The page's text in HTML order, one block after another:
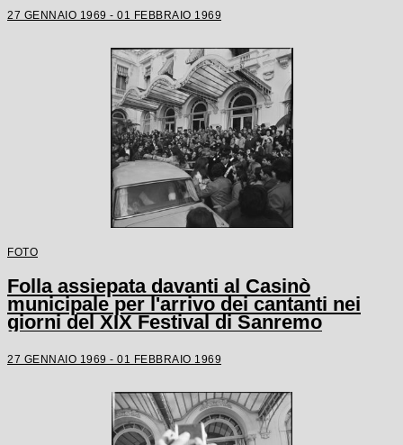
27 GENNAIO 1969 - 01 FEBBRAIO 1969
FOTO
Folla assiepata davanti al Casinò
municipale per l'arrivo dei cantanti nei
giorni del XIX Festival di Sanremo
27 GENNAIO 1969 - 01 FEBBRAIO 1969